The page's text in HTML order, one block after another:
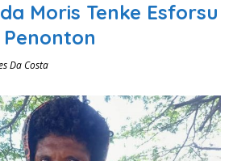
Moris Tenke Esforsu
Penonton
Da Costa